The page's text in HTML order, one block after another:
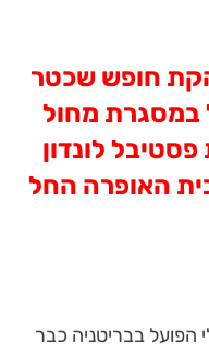
חופש שכטר
במסגרת מחול
לונדון
בבית האופרה החל
הפועל בבריטניה כבר